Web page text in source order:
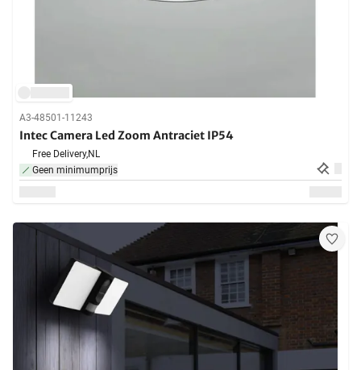
A3-48501-11243
Intec Camera Led Zoom Antraciet IP54
Free Delivery,NL
Geen minimumprijs